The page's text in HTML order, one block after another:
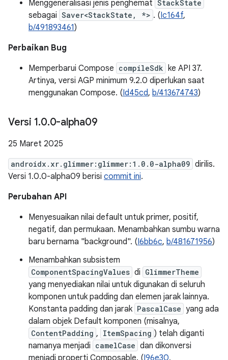
Menggeneralisasi jenis penghemat StackState
sebagai Saver<StackState, *> . (Ic164f,
b/491893461)
Perbaikan Bug
Memperbarui Compose compileSdk ke API 37.
Artinya, versi AGP minimum 9.2.0 diperlukan saat
menggunakan Compose. (Id45cd, b/413674743)
Versi 1.0.0-alpha09
25 Maret 2025
androidx.xr.glimmer:glimmer:1.0.0-alpha09 dirilis.
Versi 1.0.0-alpha09 berisi commit ini.
Perubahan API
Menyesuaikan nilai default untuk primer, positif,
negatif, dan permukaan. Menambahkan sumbu warna
baru bernama "background". (I6bb6c, b/481671956)
Menambahkan subsistem
ComponentSpacingValues di GlimmerTheme
yang menyediakan nilai untuk digunakan di seluruh
komponen untuk padding dan elemen jarak lainnya.
Konstanta padding dan jarak PascalCase yang ada
dalam objek Default komponen (misalnya,
ContentPadding , ItemSpacing ) telah diganti
namanya menjadi camelCase dan dikonversi
menjadi properti Composable. (I96e30,